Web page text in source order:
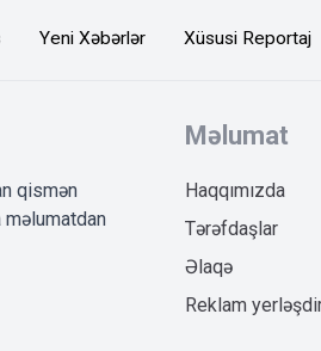
Yeni Xəbərlər Xüsusi Reportaj
qismən
məlumatdan
Məlumat
Haqqımızda
Tərəfdaşlar
Əlaqə
Reklam